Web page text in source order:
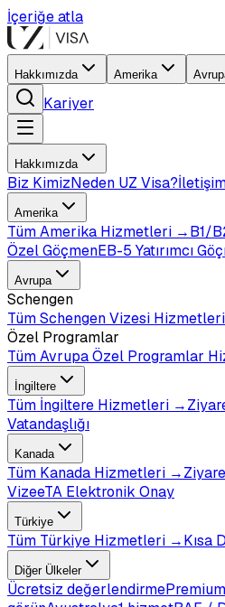
İçeriğe atla
Hakkımızda Amerika
Kariyer
Hakkımızda
Biz KimizNeden UZ Visa?
Amerika
TümAmerika Hizmetleri →B1/
Özel GöçmenEB-5 Yatırımcı
Avrupa
Schengen
TümSchengen Vizesi
Özel Programlar
TümAvrupa Özel Programlar
İngiltere
Tüm İngiltere Hizmetleri →
Vatandaşlığı
Kanada
Tüm Kanada Hizmetleri →
VizeeTA Elektronik Onay
Türkiye
Tüm Türkiye Hizmetleri →Kısa
Diğer Ülkeler
Ücretsiz değerlendirme